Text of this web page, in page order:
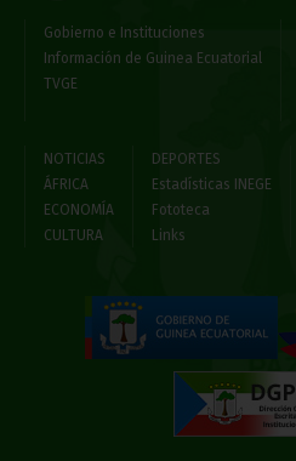
Gobierno e Instituciones
Información de Guinea Ecuatorial
TVGE
NOTICIAS
ÁFRICA
ECONOMÍA
CULTURA
DEPORTES
Estadísticas INEGE
Fototeca
Links